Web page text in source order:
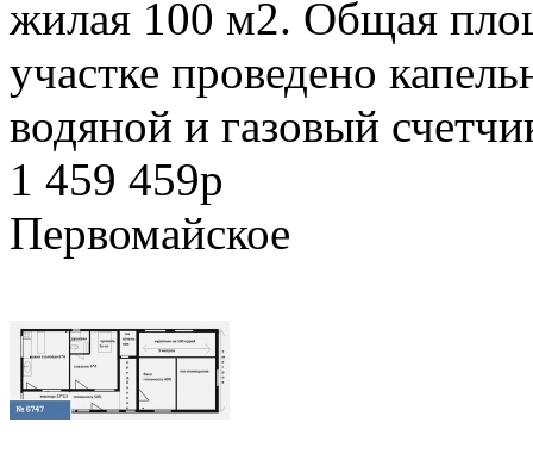
жилая 100 м2. Общая
участке проведено
водяной и газовый
1 459 459p
Первомайское